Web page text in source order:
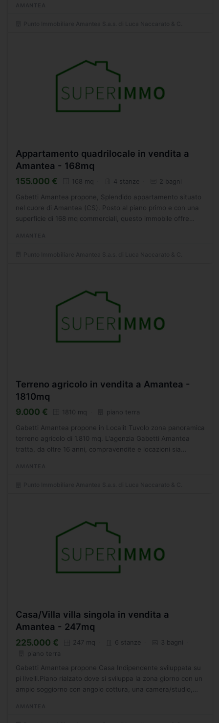
Appartamento quadrilocale in vendita a
Amantea - 168mq
155.000 € 168 mq 4 stanze 2 bagni
Gabetti Amantea propone, Splendido appartamento situato
nel cuore di Amantea (CS). Posto al piano primo e con una
superficie di 168 mq commerciali, questo immobile offre
Terreno agricolo in vendita a Amantea -
1810mq
9.000 € 1810 mq piano terra
Gabetti Amantea propone in Localit Tuvolo zona panoramica
terreno agricolo di 1.810 mq. L'agenzia Gabetti Amantea
tratta, da oltre 16 anni, compravendite e locazioni sia
Casa/Villa villa singola in vendita a
Amantea - 247mq
225.000 € 247 mq 6 stanze
3 bagni
piano terra
Gabetti Amantea propone Casa Indipendente sviluppata su
pi livelli.Piano rialzato dove si sviluppa la zona giorno con un
ampio soggiorno con angolo cottura, una camera/studio,